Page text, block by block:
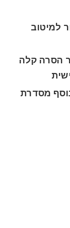
למיטוב
הסרה קלה
מסדרת